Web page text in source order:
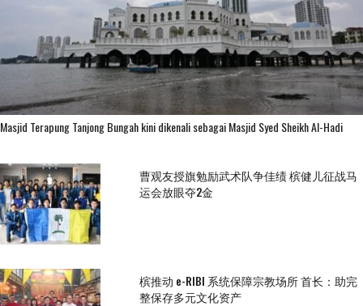
Masjid Terapung Tanjong Bungah kini dikenali sebagai Masjid Syed Sheikh Al-Hadi
曹观友授旗勉励武术队争佳绩 槟健儿征战马
运会放眼夺2金
槟推动 e-RIBI 系统保障宗教场所 首长：助完
整保存多元文化资产